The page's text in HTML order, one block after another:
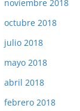
noviembre 2018
octubre 2018
julio 2018
mayo 2018
abril 2018
febrero 2018